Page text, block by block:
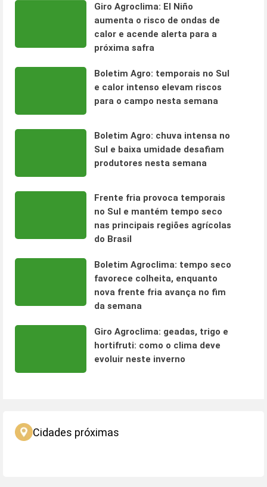
Giro Agroclima: El Niño
aumenta o risco de ondas de
calor e acende alerta para a
próxima safra
Boletim Agro: temporais no Sul
e calor intenso elevam riscos
para o campo nesta semana
Boletim Agro: chuva intensa no
Sul e baixa umidade desafiam
produtores nesta semana
Frente fria provoca temporais
no Sul e mantém tempo seco
nas principais regiões agrícolas
do Brasil
Boletim Agroclima: tempo seco
favorece colheita, enquanto
nova frente fria avança no fim
da semana
Giro Agroclima: geadas, trigo e
hortifruti: como o clima deve
evoluir neste inverno
Cidades próximas